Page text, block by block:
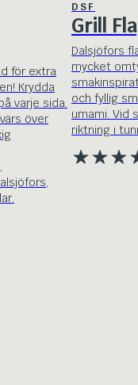
för extra
Krydda
varje sida.
över
DSF
Grill
Dalsjöfors
mycket
och fyllig
umami. Vid
riktning i